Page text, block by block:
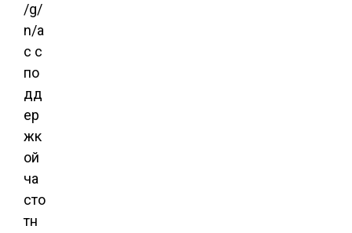
/g/
n/a
c с
по
дд
ер
жк
ой
ча
сто
тн